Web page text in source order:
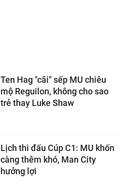
Ten Hag "cãi" sếp MU chiêu
mộ Reguilon, không cho sao
trẻ thay Luke Shaw
Lịch thi đấu Cúp C1: MU khốn
càng thêm khó, Man City
hưởng lợi